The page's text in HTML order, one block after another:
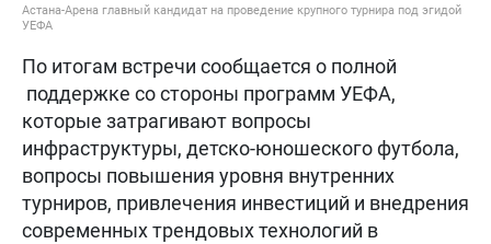
Астана-Арена главный кандидат на проведение крупного турнира под эгидой
УЕФА
По итогам встречи сообщается о полной
поддержке со стороны программ УЕФА,
которые затрагивают вопросы
инфраструктуры, детско-юношеского футбола,
вопросы повышения уровня внутренних
турниров, привлечения инвестиций и внедрения
современных трендовых технологий в